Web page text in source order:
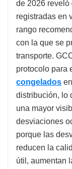
de 2026 reveló
registradas en
rango
con la que se
transporte.
protocolo para
congelados
distribución, lo
una mayor
desviaciones
porque las
reducen la
útil, aumentan